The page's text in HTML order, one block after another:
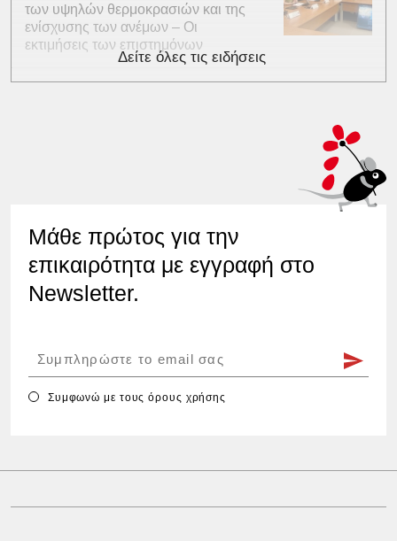
των υψηλών θερμοκρασιών και της
ενίσχυσης των ανέμων – Οι
εκτιμήσεις των επιστημόνων
Δείτε όλες τις ειδήσεις
Μάθε πρώτος για την
επικαιρότητα με εγγραφή στο
Newsletter.
Συμφωνώ με τουςόρους χρήσης